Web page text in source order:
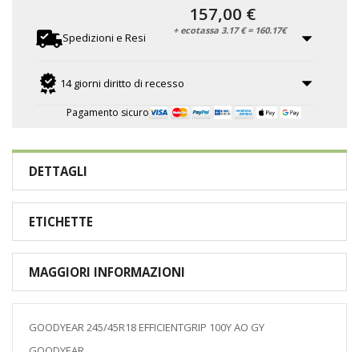
Spedizioni e Resi
14 giorni diritto di recesso
Pagamento sicuro
157,00 €
+ ecotassa 3.17 € = 160.17€
DETTAGLI
ETICHETTE
MAGGIORI INFORMAZIONI
GOODYEAR 245/45R18 EFFICIENTGRIP 100Y AO GY